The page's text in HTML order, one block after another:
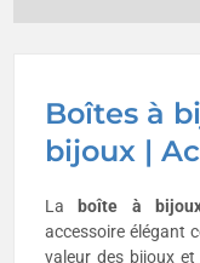
Boîtes à
bijoux |
La boîte à
accessoire élégant
valeur des bijoux